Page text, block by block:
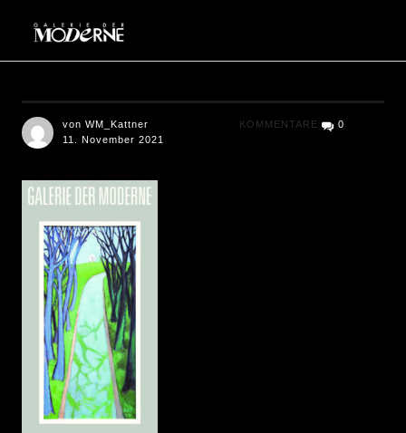
von WM_Kattner
11. November 2021
KOMMENTARE 0